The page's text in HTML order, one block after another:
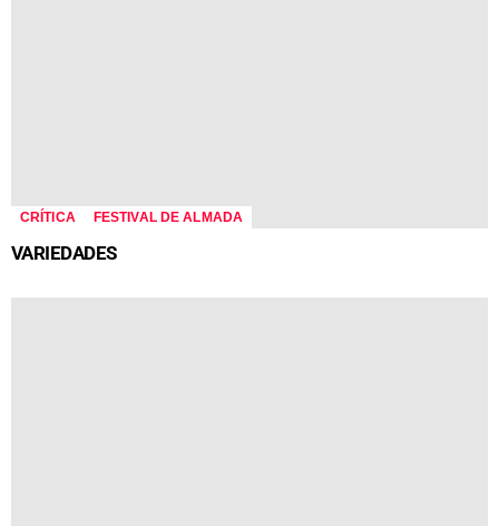
CRÍTICA FESTIVAL DE ALMADA
VARIEDADES